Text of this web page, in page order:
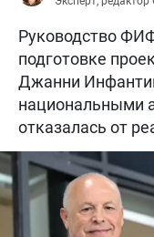
Руководство
подготовке
Джанни
национальными
отказалась от